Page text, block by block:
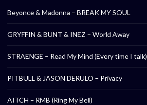
Beyonce & Madonna – BREAK MY SOUL
GRYFFIN & BUNT & INEZ – World Away
STRAENGE – Read My Mind (Every time I talk)
PITBULL & JASON DERULO – Privacy
AITCH – RMB (Ring My Bell)